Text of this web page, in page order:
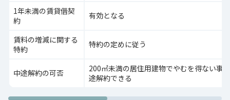
1年未満の賃貸借契
約
有効となる
賃料の増減に関する
特約
特約の定めに従う
中途解約の可否
200㎡未満の居住用建物でやむを得ない事
途解約できる